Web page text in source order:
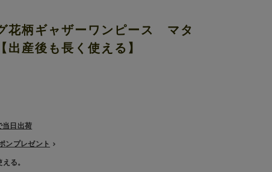
花柄ギャザーワンピース マタ
産後も長く使える】
日出荷
ンプレゼント
える。